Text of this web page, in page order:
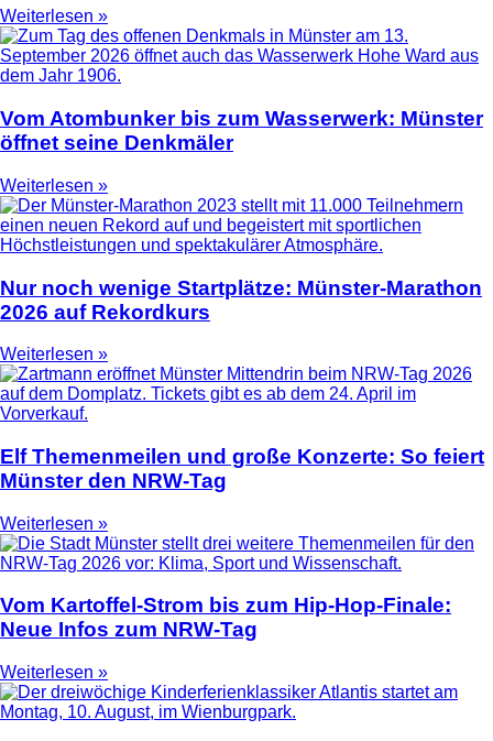
Weiterlesen »
Vom Atombunker bis zum Wasserwerk: Münster
öffnet seine Denkmäler
Weiterlesen »
Nur noch wenige Startplätze: Münster-Marathon
2026 auf Rekordkurs
Weiterlesen »
Elf Themenmeilen und große Konzerte: So feiert
Münster den NRW-Tag
Weiterlesen »
Vom Kartoffel-Strom bis zum Hip-Hop-Finale:
Neue Infos zum NRW-Tag
Weiterlesen »